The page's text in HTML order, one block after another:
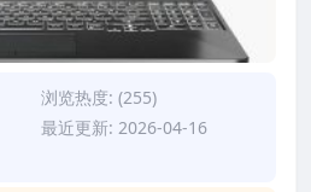
浏览热度: (255)
最近更新: 2026-04-16